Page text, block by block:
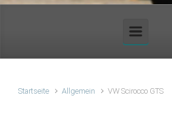
Startseite Allgemein VW Scirocco GTS